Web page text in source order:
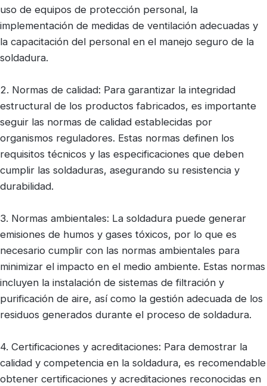
uso de equipos de protección personal, la
implementación de medidas de ventilación adecuadas y
la capacitación del personal en el manejo seguro de la
soldadura.
2. Normas de calidad: Para garantizar la integridad
estructural de los productos fabricados, es importante
seguir las normas de calidad establecidas por
organismos reguladores. Estas normas definen los
requisitos técnicos y las especificaciones que deben
cumplir las soldaduras, asegurando su resistencia y
durabilidad.
3. Normas ambientales: La soldadura puede generar
emisiones de humos y gases tóxicos, por lo que es
necesario cumplir con las normas ambientales para
minimizar el impacto en el medio ambiente. Estas normas
incluyen la instalación de sistemas de filtración y
purificación de aire, así como la gestión adecuada de los
residuos generados durante el proceso de soldadura.
4. Certificaciones y acreditaciones: Para demostrar la
calidad y competencia en la soldadura, es recomendable
obtener certificaciones y acreditaciones reconocidas en